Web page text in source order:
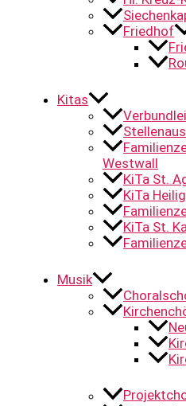
Friedhof
Kitas
Westwall
KiTa St.
KiTa
KiTa St.
Musik